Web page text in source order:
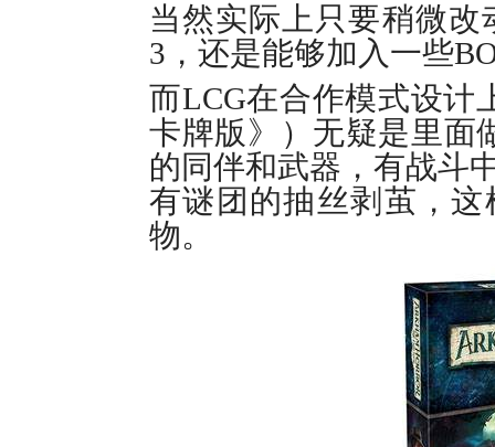
当然实际上只要稍微
3，还是能够加入一些
而LCG在合作模式设计
卡牌版》）无疑是里面
的同伴和武器，有战斗
有谜团的抽丝剥茧，
物。